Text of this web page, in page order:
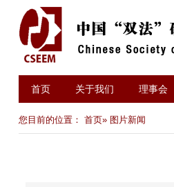
首页 关于我们 理事会
您目前的位置： 首页» 图片新闻